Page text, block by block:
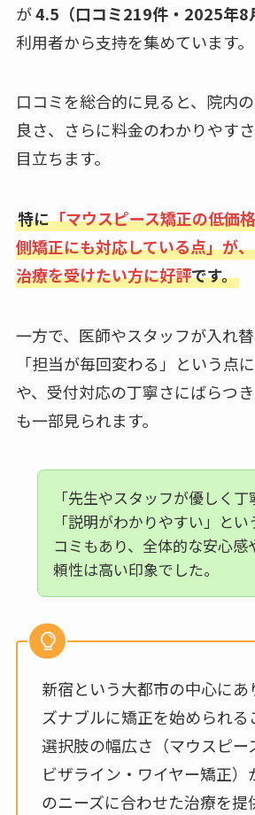
が4.5（口コミ219件・2025年8
利用者から支持を集めています。
口コミを総合的に見ると、院内
良さ、さらに料金のわかりやす
目立ちます。
特に「マウスピース矯正の低価
側矯正にも対応している点」が
治療を受けたい方に好評です。
一方で、医師やスタッフが入れ
「担当が毎回変わる」という点
や、受付対応の丁寧さにばらつ
も一部見られます。
「先生やスタッフが優しく丁
「説明がわかりやすい」とい
コミもあり、全体的な安心感
頼性は高い印象でした。
新宿という大都市の中心にあ
ズナブルに矯正を始められる
選択肢の幅広さ（マウスピー
ビザライン・ワイヤー矯正）
のニーズに合わせた治療を提